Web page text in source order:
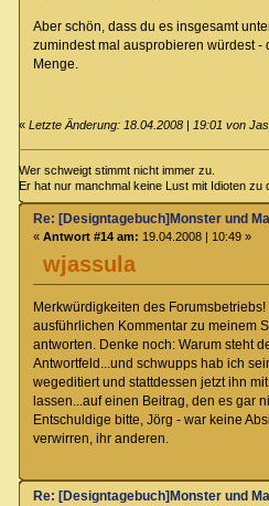
Aber schön, dass du es insgesamt
zumindest mal ausprobieren würdest -
Menge.
«Letzte Änderung: 18.04.2008 | 19:01 von
Wer schweigt stimmt nicht immer zu.
Er hat nur manchmal keine Lust mit Idioten zu
wjassula
Re: [Designtagebuch]Monster und
« Antwort #14 am: 19.04.2008 | 10:49 »
Merkwürdigkeiten des
ausführlichen Kommentar zu meinem
antworten. Denke noch: Warum steht
Antwortfeld...und schwupps hab ich
wegeditiert und stattdessen jetzt ihn
lassen...auf einen Beitrag, den es gar
Entschuldige bitte, Jörg - war keine
verwirren, ihr anderen.
Re: [Designtagebuch]Monster und